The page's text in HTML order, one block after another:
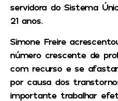
servidora do Sistema
21 anos.
Simone Freire
número crescente de
com recurso e se
por causa dos
importante trabalhar